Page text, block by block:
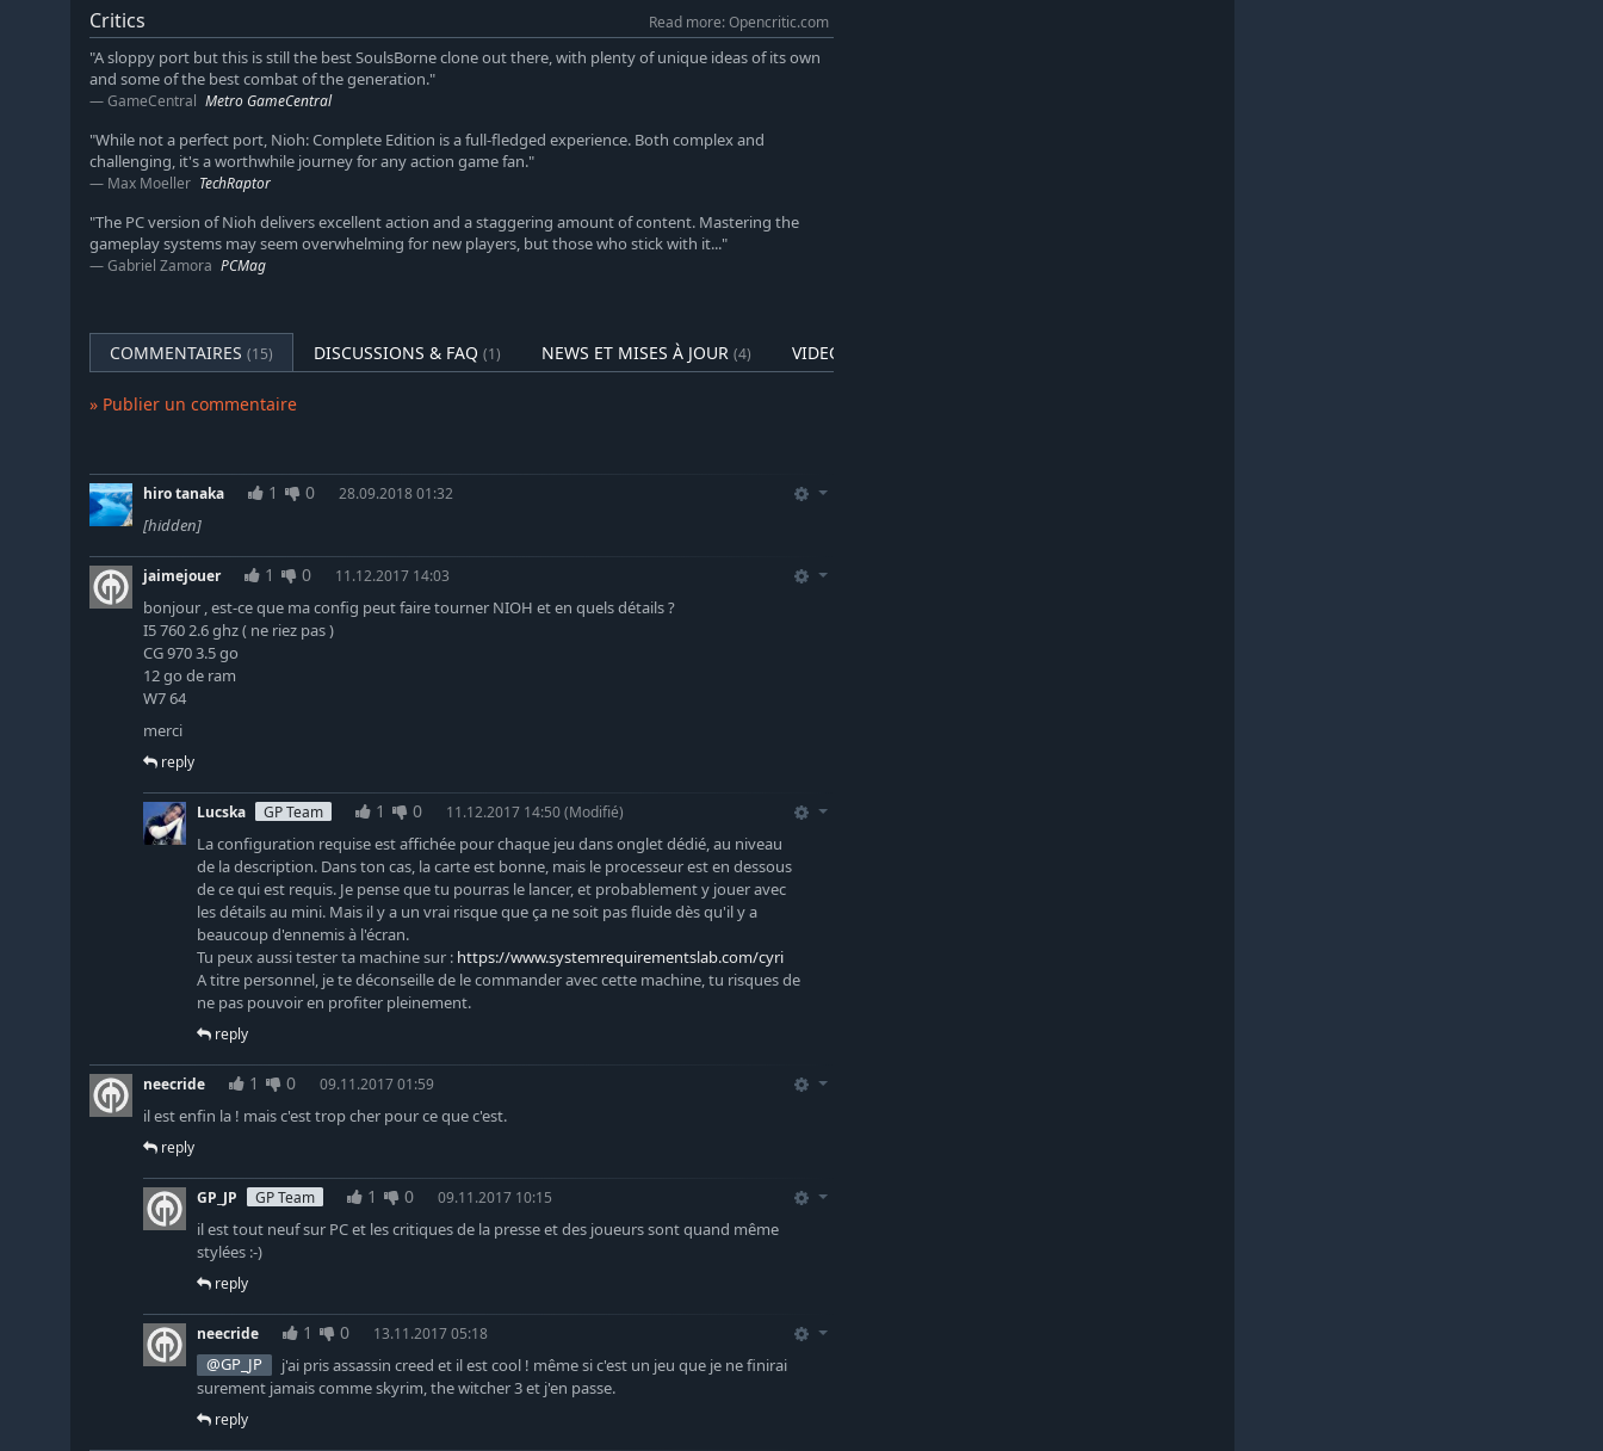
Critics
Read more: Opencritic.com
"A sloppy port but this is still the best SoulsBorne clone out there, with plenty of unique ideas of its own
and some of the best combat of the generation."
GameCentral Metro GameCentral
"While not a perfect port, Nioh: Complete Edition is a full-fledged experience. Both complex and
challenging, it's a worthwhile journey for any action game fan."
Max Moeller TechRaptor
"The PC version of Nioh delivers excellent action and a staggering amount of content. Mastering the
gameplay systems may seem overwhelming for new players, but those who stick with it..."
Gabriel Zamora PCMag
COMMENTAIRES (15) DISCUSSIONS & FAQ (1) NEWS ET MISES À JOUR (4) VIDEOS
» Publier un commentaire
hiro tanaka 1 0 28.09.2018 01:32
[hidden]
jaimejouer 1 0 11.12.2017 14:03
bonjour , est-ce que ma config peut faire tourner NIOH et en quels détails ?
I5 760 2.6 ghz ( ne riez pas )
CG 970 3.5 go
12 go de ram
W7 64
merci
reply
Lucska GP Team 1 0 11.12.2017 14:50(Modifié)
La configuration requise est affichée pour chaque jeu dans onglet dédié, au niveau
de la description. Dans ton cas, la carte est bonne, mais le processeur est en dessous
de ce qui est requis. Je pense que tu pourras le lancer, et probablement y jouer avec
les détails au mini. Mais il y a un vrai risque que ça ne soit pas fluide dès qu'il y a
beaucoup d'ennemis à l'écran.
Tu peux aussi tester ta machine sur : https://www.systemrequirementslab.com/cyri
A titre personnel, je te déconseille de le commander avec cette machine, tu risques de
ne pas pouvoir en profiter pleinement.
reply
neecride 1 0 09.11.2017 01:59
il est enfin la ! mais c'est trop cher pour ce que c'est.
reply
GP_JP GP Team 1 0 09.11.2017 10:15
il est tout neuf sur PC et les critiques de la presse et des joueurs sont quand même
stylées :-)
reply
neecride 1 0 13.11.2017 05:18
@GP_JP
j'ai pris assassin creed et il est cool ! même si c'est un jeu que je ne finirai
surement jamais comme skyrim, the witcher 3 et j'en passe.
reply